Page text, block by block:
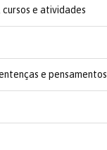
cursos e atividades
e pensamentos